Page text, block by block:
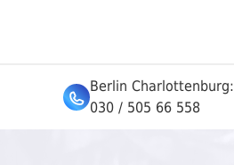
Berlin Charlottenburg:
030 / 505 66 558